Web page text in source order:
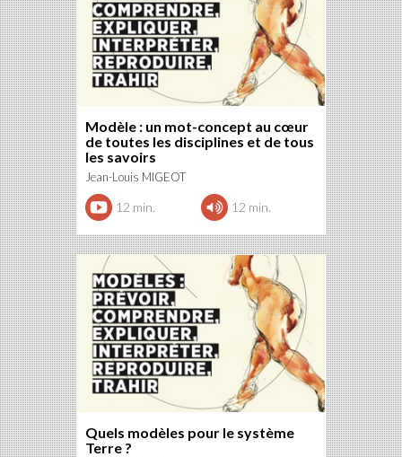
Modèle : un mot-concept au cœur
de toutes les disciplines et de tous
les savoirs
Jean-Louis MIGEOT
12 min. 12 min.
Quels modèles pour le système
Terre ?